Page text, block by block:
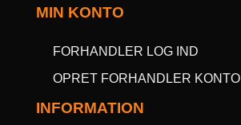
MIN KONTO
FORHANDLER LOG IND
OPRET FORHANDLER KONTO
INFORMATION